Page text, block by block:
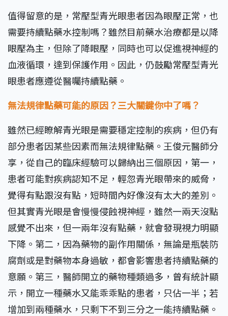
值得留意的是，常壓型青光眼患者因為眼壓正常，也
需要持續點藥水控制嗎？雖然目前藥水治療都是以降
眼壓為主，但除了降眼壓，同時也可以促進視神經的
血液循環，達到保護作用。因此，仍鼓勵常壓型青光
眼患者應遵從醫囑持續點藥。
無法規律點藥可能的原因？三大關鍵你中了嗎？
雖然已經瞭解青光眼是需要穩定控制的疾病，但仍有
部分患者因某些因素而無法規律點藥。王俊元醫師分
享，從自己的臨床經驗可以歸納出三個原因，第一，
患者可能對疾病認知不足，輕忽青光眼帶來的威脅，
覺得有點跟沒有點，短時間內好像沒有太大的差別。
但其實青光眼是會慢慢侵蝕視神經，雖然一兩天沒點
感覺不出來，但一兩年沒有點藥，就會發現視力明顯
下降。第二，因為藥物的副作用關係，無論是瓶裝防
腐劑或是對藥物本身過敏，都會影響患者持續點藥的
意願。第三，醫師開立的藥物種類過多，曾有統計顯
示，開立一種藥水又能乖乖點的患者，只佔一半；若
增加到兩種藥水，只剩下不到三分之一能持續點藥。